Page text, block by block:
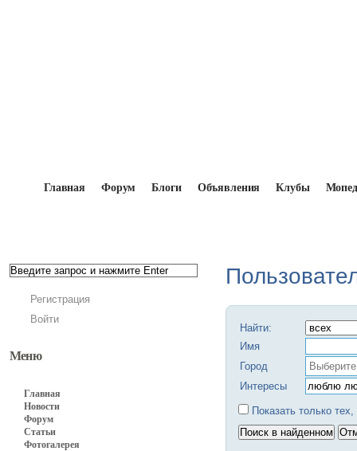
Главная Форум Блоги Объявления Клубы
Регистрация
Войти
Меню
Главная
Новости
Форум
Статьи
Фотогалерея
Найти:
Имя
Город
Интересы
Показать только